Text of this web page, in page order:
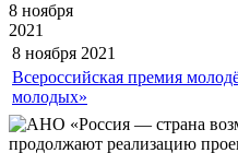
8 ноября
2021
8 ноября 2021
Всероссийская премия
молодых»